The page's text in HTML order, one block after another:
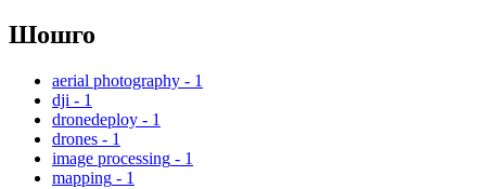
Шошго
aerial photography - 1
dji - 1
dronedeploy - 1
drones - 1
image processing - 1
mapping - 1